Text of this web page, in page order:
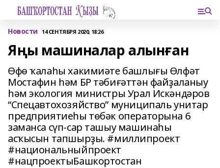
Новости 14 СЕНТЯБРЯ 2020, 18:26
Яңы машиналар алынған
Өфө ҡалаһы хакимиәте башлығы Өлфәт
Мостафин һәм БР тәбиғәттән файҙаланыу
һәм экология министры Урал Искәндәров
“Спецавтохозяйство” муниципаль унитар
предприятиеһы төбәк операторына 6
заманса сүп-сар ташыу машинаһы
асҡысын тапшырҙы. #миллипроект
#национальныйпроект
#нацпроектыБашкортостан